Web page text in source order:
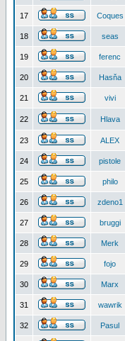
17 Coques
18 seas
19 ferenc
20 Hasňa
21 vivi
22 Hlava
23 ALEX
24 pistole
25 philo
26 zdeno1
27 bruggi
28 Merk
29 fojo
30 Marx
31 wawrik
32 Pasul